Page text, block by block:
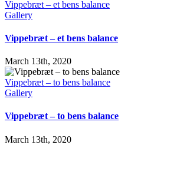
Vippebræt – et bens balance
Gallery
Vippebræt – et bens balance
March 13th, 2020
Vippebræt – to bens balance
Gallery
Vippebræt – to bens balance
March 13th, 2020